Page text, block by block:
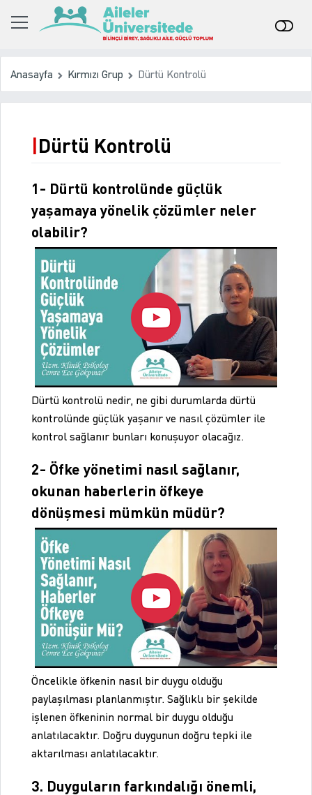
Anasayfa Kırmızı Grup Dürtü Kontrolü
Dürtü Kontrolü
1- Dürtü kontrolünde güçlük
yaşamaya yönelik çözümler neler
olabilir?
Dürtü kontrolü nedir, ne gibi durumlarda dürtü
kontrolünde güçlük yaşanır ve nasıl çözümler ile
kontrol sağlanır bunları konuşuyor olacağız.
2- Öfke yönetimi nasıl sağlanır,
okunan haberlerin öfkeye
dönüşmesi mümkün müdür?
Öncelikle öfkenin nasıl bir duygu olduğu
paylaşılması planlanmıştır. Sağlıklı bir şekilde
işlenen öfkeninin normal bir duygu olduğu
anlatılacaktır. Doğru duygunun doğru tepki ile
aktarılması anlatılacaktır.
3. Duyguların farkındalığı önemli,